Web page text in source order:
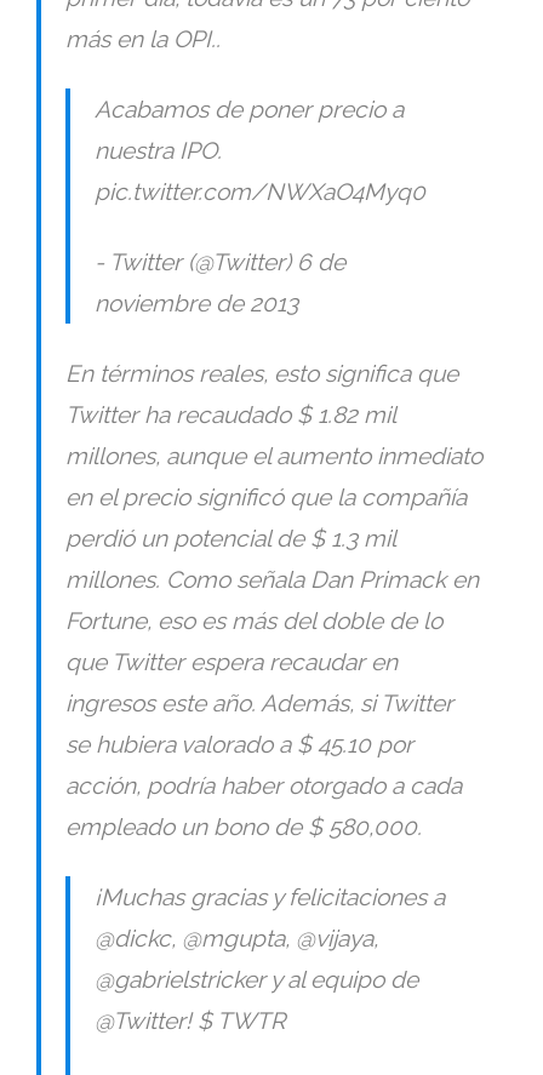
más en la OPI..
Acabamos de poner precio a
nuestra IPO.
pic.twitter.com/NWXaO4Myq0
- Twitter (@Twitter) 6 de
noviembre de 2013
En términos reales, esto significa que
Twitter ha recaudado $ 1.82 mil
millones, aunque el aumento inmediato
en el precio significó que la compañía
perdió un potencial de $ 1.3 mil
millones. Como señala Dan Primack en
Fortune, eso es más del doble de lo
que Twitter espera recaudar en
ingresos este año. Además, si Twitter
se hubiera valorado a $ 45.10 por
acción, podría haber otorgado a cada
empleado un bono de $ 580,000.
¡Muchas gracias y felicitaciones a
@dickc, @mgupta, @vijaya,
@gabrielstricker y al equipo de
@Twitter! $ TWTR